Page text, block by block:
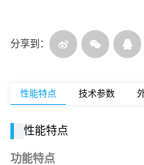
分享到：
性能特点 技术参数
性能特点
功能特点